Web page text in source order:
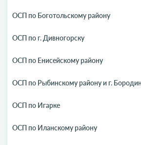
ОСП по Боготольскому району
ОСП по г. Дивногорску
ОСП по Енисейскому району
ОСП по Рыбинскому району и г.
ОСП по Игарке
ОСП по Иланскому району